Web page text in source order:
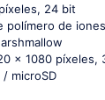
24 bit
polímero de
x 1080 píxeles,
microSD